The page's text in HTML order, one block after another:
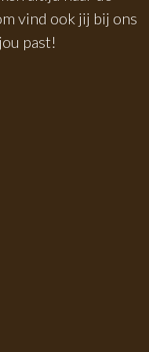
vind ook jij bij ons
past!